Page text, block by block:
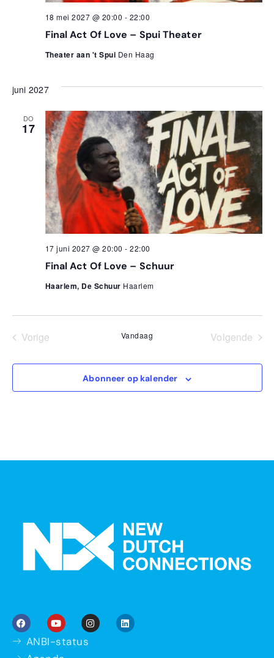
Final Act Of Love – Spui Theater
18 mei 2027 @ 20:00 - 22:00
Theater aan 't Spui Den Haag
juni 2027
DO
17
Final Act Of Love – Schuur
17 juni 2027 @ 20:00 - 22:00
Haarlem, De Schuur Haarlem
Vorige Vandaag Volgende
Abonneer op kalender
ANBI-status